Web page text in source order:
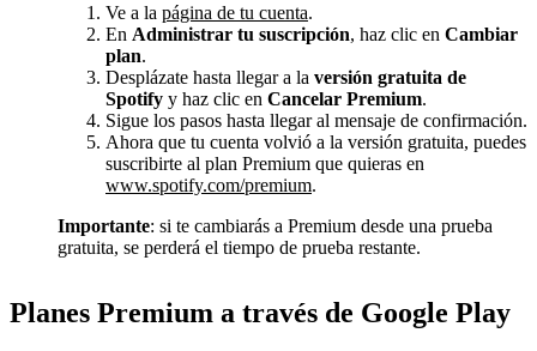
Ve a la página de tu cuenta.
En Administrar tu suscripción, haz clic en Cambiar
plan.
Desplázate hasta llegar a la versión gratuita de
Spotify y haz clic en Cancelar Premium.
Sigue los pasos hasta llegar al mensaje de confirmación.
Ahora que tu cuenta volvió a la versión gratuita, puedes
suscribirte al plan Premium que quieras en
www.spotify.com/premium.
Importante: si te cambiarás a Premium desde una prueba
gratuita, se perderá el tiempo de prueba restante.
Planes Premium a través de Google Play